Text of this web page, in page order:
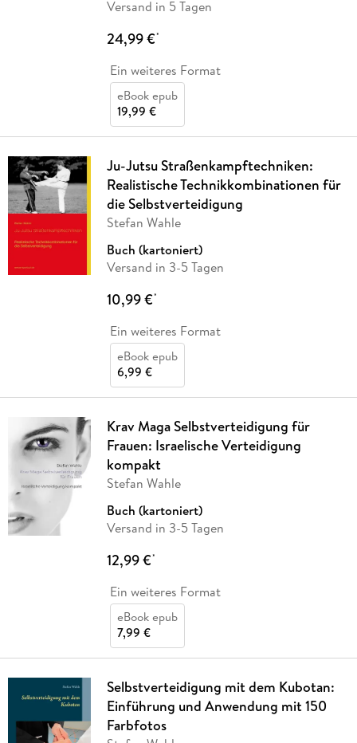
Versand in 5 Tagen
24,99 €*
Ein weiteres Format
eBook epub
19,99 €
Ju-Jutsu Straßenkampftechniken:
Realistische Technikkombinationen für
die Selbstverteidigung
Stefan Wahle
Buch (kartoniert)
Versand in 3-5 Tagen
10,99 €*
Ein weiteres Format
eBook epub
6,99 €
Krav Maga Selbstverteidigung für
Frauen: Israelische Verteidigung
kompakt
Stefan Wahle
Buch (kartoniert)
Versand in 3-5 Tagen
12,99 €*
Ein weiteres Format
eBook epub
7,99 €
Selbstverteidigung mit dem Kubotan:
Einführung und Anwendung mit 150
Farbfotos